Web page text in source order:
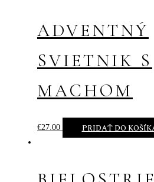
ADVENTNÝ
SVIETNIK S
MACHOM
€27.00 PRIDAŤ DO